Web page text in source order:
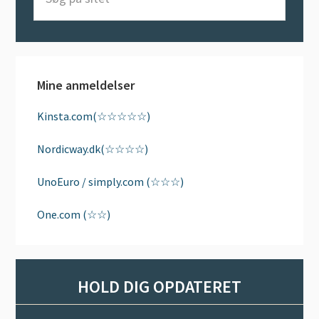
sitet
Mine anmeldelser
Kinsta.com(☆☆☆☆☆)
Nordicway.dk(☆☆☆☆)
UnoEuro / simply.com (☆☆☆)
One.com (☆☆)
HOLD DIG OPDATERET